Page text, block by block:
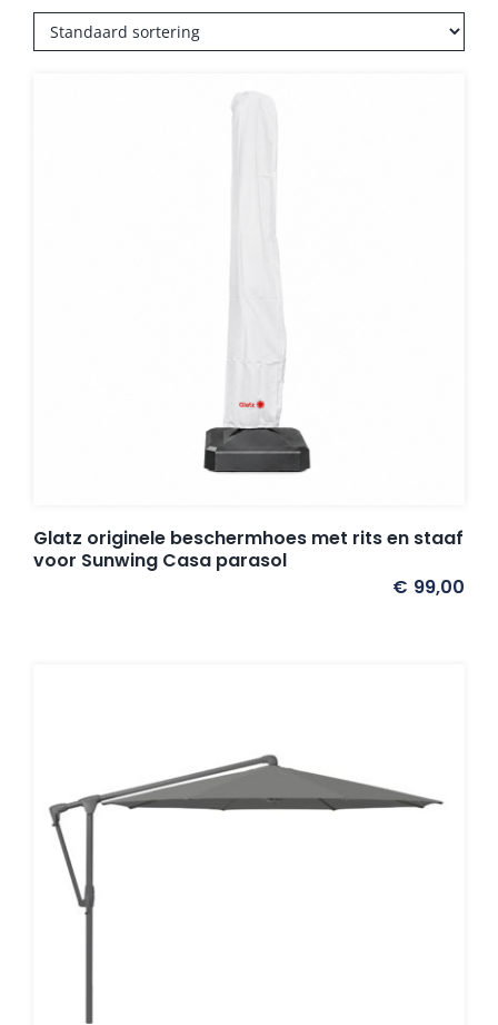
Glatz stofstalen collectie Sampleboeken
Umbrosa en Paraflex parasoldoeken
Glatz originele beschermhoes met rits en staaf
voor Sunwing Casa parasol
€ 99,00